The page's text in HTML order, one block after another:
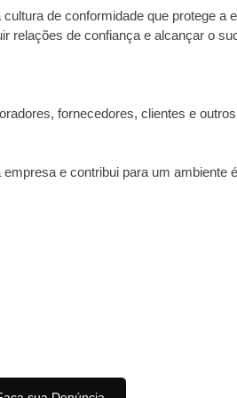
de conformidade que protege
relações de confiança e alcançar o
fornecedores, clientes e
e contribui para um ambiente